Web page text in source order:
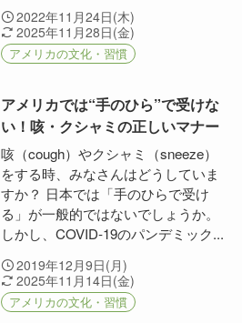
2022年11月24日(木)
2025年11月28日(金)
アメリカの文化・習慣
アメリカでは“手のひら”で受けな
い！咳・クシャミの正しいマナー
咳（cough）やクシャミ（sneeze）
をする時、みなさんはどうしていま
すか？ 日本では「手のひらで受け
る」が一般的ではないでしょうか。
しかし、COVID‑19のパンデミック...
2019年12月9日(月)
2025年11月14日(金)
アメリカの文化・習慣